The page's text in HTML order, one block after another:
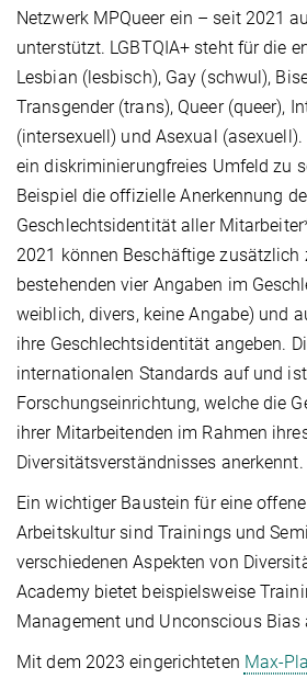
Netzwerk MPQueer ein – seit 2021
unterstützt. LGBTQIA+ steht für die
Lesbian (lesbisch), Gay (schwul),
Transgender (trans), Queer (queer),
(intersexuell) und Asexual
ein diskriminierungfreies Umfeld zu
Beispiel die offizielle Anerkennung
Geschlechtsidentität aller
2021 können Beschäftige zusätzlich
bestehenden vier Angaben im
weiblich, divers, keine Angabe) und
ihre Geschlechtsidentität angeben.
internationalen Standards auf und
Forschungseinrichtung, welche die
ihrer Mitarbeitenden im Rahmen
Diversitätsverständnisses anerkennt.
Ein wichtiger Baustein für eine
Arbeitskultur sind Trainings und
verschiedenen Aspekten von
Academy bietet beispielsweise
Management und Unconscious Bias
Mit dem 2023 eingerichteten Max-